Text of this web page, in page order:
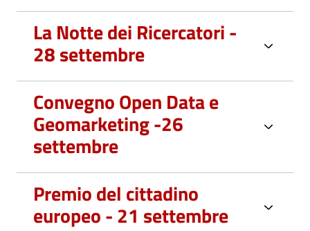
La Notte dei Ricercatori -
28 settembre
Convegno Open Data e
Geomarketing -26
settembre
Premio del cittadino
europeo - 21 settembre